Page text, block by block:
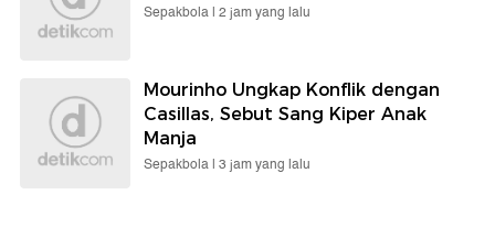
Sepakbola | 2 jam yang lalu
Mourinho Ungkap Konflik dengan
Casillas, Sebut Sang Kiper Anak
Manja
Sepakbola | 3 jam yang lalu